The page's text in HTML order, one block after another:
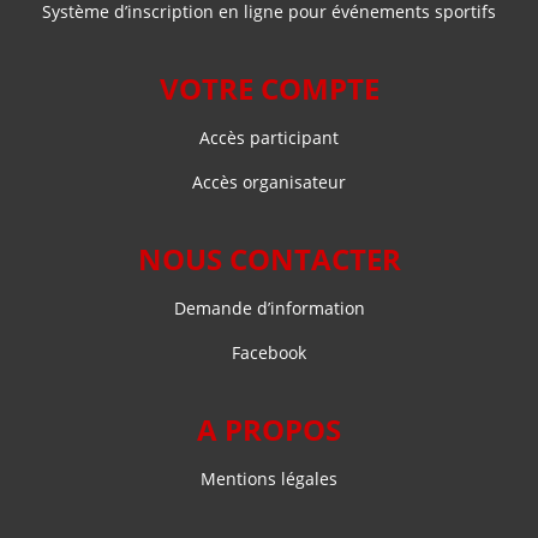
Système d’inscription en ligne pour événements sportifs
VOTRE COMPTE
Accès participant
Accès organisateur
NOUS CONTACTER
Demande d’information
Facebook
A PROPOS
Mentions légales